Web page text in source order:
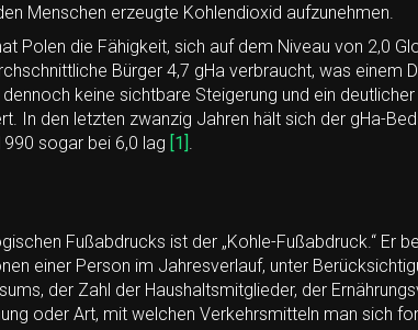
Menschen erzeugte Kohlendioxid aufzunehmen.
Polen die Fähigkeit, sich auf dem Niveau von 2,0
Bürger 4,7 gHa verbraucht, was einem
keine sichtbare Steigerung und ein
In den letzten zwanzig Jahren hält sich der gHa-
sogar bei 6,0 lag [1].
Fußabdrucks ist der „Kohle-Fußabdruck.“ Er
einer Person im Jahresverlauf, unter
der Zahl der Haushaltsmitglieder, der
oder Art, mit welchen Verkehrsmitteln man sich